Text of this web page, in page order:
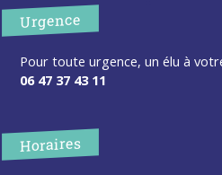
Urgence
Pour toute urgence, un élu à
06 47 37 43 11
Horaires